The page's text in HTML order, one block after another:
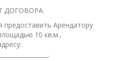
ДОГОВОРА.
предоставить Арендатору
10 кв.м.,